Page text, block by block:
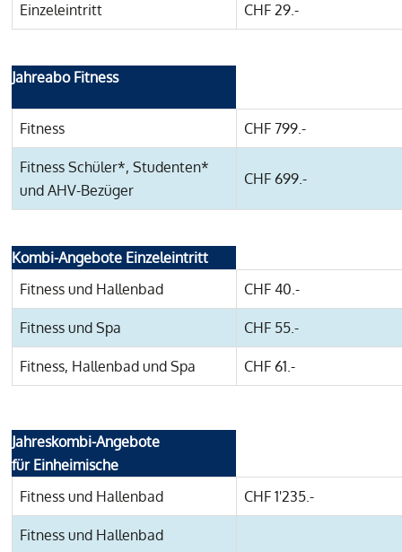
Einzeleintritt
CHF 29.-
Jahreabo Fitness
Fitness CHF 799.-
Fitness Schüler*, Studenten*
und AHV-Bezüger
CHF 699.-
Kombi-Angebote Einzeleintritt
Fitness und Hallenbad
CHF 40.-
Fitness und Spa CHF 55.-
Fitness, Hallenbad und Spa CHF 61.-
Jahreskombi-Angebote
für Einheimische
Fitness und Hallenbad
CHF 1'235.-
Fitness und Hallenbad